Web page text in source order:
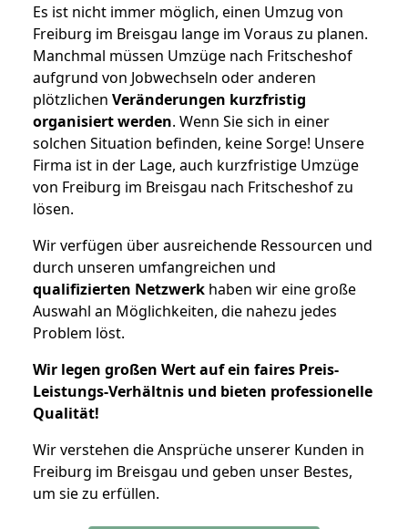
Es ist nicht immer möglich, einen Umzug von
Freiburg im Breisgau lange im Voraus zu planen.
Manchmal müssen Umzüge nach Fritscheshof
aufgrund von Jobwechseln oder anderen
plötzlichen Veränderungen kurzfristig
organisiert werden. Wenn Sie sich in einer
solchen Situation befinden, keine Sorge! Unsere
Firma ist in der Lage, auch kurzfristige Umzüge
von Freiburg im Breisgau nach Fritscheshof zu
lösen.
Wir verfügen über ausreichende Ressourcen und
durch unseren umfangreichen und
qualifizierten Netzwerk haben wir eine große
Auswahl an Möglichkeiten, die nahezu jedes
Problem löst.
Wir legen großen Wert auf ein faires Preis-
Leistungs-Verhältnis und bieten professionelle
Qualität!
Wir verstehen die Ansprüche unserer Kunden in
Freiburg im Breisgau und geben unser Bestes,
um sie zu erfüllen.